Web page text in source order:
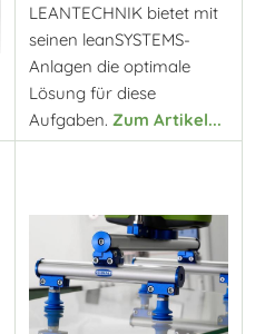
LEANTECHNIK bietet mit
seinen leanSYSTEMS-
Anlagen die optimale
Lösung für diese
Aufgaben. Zum Artikel...